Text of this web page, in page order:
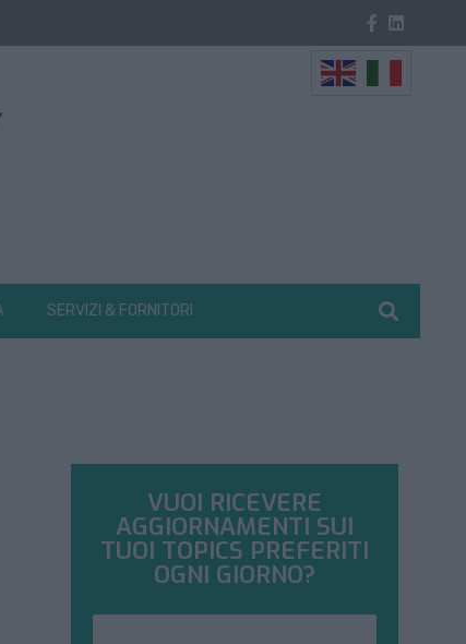
SERVIZI & FORNITORI
VUOI RICEVERE
AGGIORNAMENTI SUI
TUOI TOPICS PREFERITI
OGNI GIORNO?